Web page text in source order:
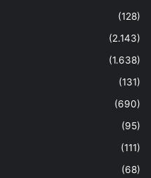
(128)
(2.143)
(1.638)
(131)
(690)
(95)
(111)
(68)